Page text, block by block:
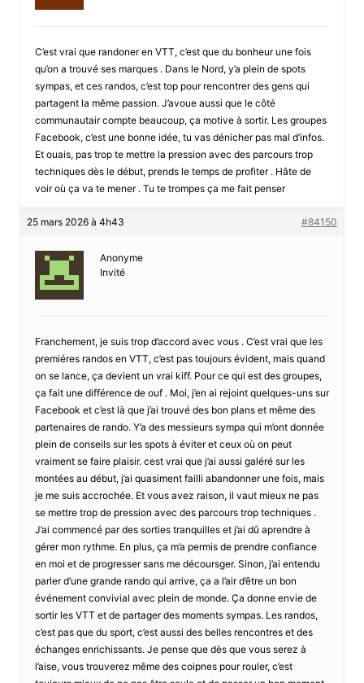
C’est vrai que randoner en VTT, c’est que du bonheur une fois
qu’on a trouvé ses marques . Dans le Nord, y’a plein de spots
sympas, et ces randos, c’est top pour rencontrer des gens qui
partagent la même passion. J’avoue aussi que le côté
communautair compte beaucoup, ça motive à sortir. Les groupes
Facebook, c’est une bonne idée, tu vas dénicher pas mal d’infos.
Et ouais, pas trop te mettre la pression avec des parcours trop
techniques dès le début, prends le temps de profiter . Hâte de
voir où ça va te mener . Tu te trompes ça me fait penser
25 mars 2026 à 4h43 #84150
Anonyme
Invité
Franchement, je suis trop d’accord avec vous . C’est vrai que les
premiéres randos en VTT, c’est pas toujours évident, mais quand
on se lance, ça devient un vrai kiff. Pour ce qui est des groupes,
ça fait une différence de ouf . Moi, j’en ai rejoint quelques-uns sur
Facebook et c’est là que j’ai trouvé des bon plans et même des
partenaires de rando. Y’a des messieurs sympa qui m’ont donnée
plein de conseils sur les spots à éviter et ceux où on peut
vraiment se faire plaisir. cest vrai que j’ai aussi galéré sur les
montées au début, j’ai quasiment failli abandonner une fois, mais
je me suis accrochée. Et vous avez raison, il vaut mieux ne pas
se mettre trop de pression avec des parcours trop techniques .
J’ai commencé par des sorties tranquilles et j’ai dû aprendre à
gérer mon rythme. En plus, ça m’a permis de prendre confiance
en moi et de progresser sans me décoursger. Sinon, j’ai entendu
parler d’une grande rando qui arrive, ça a l’air d’être un bon
événement convivial avec plein de monde. Ça donne envie de
sortir les VTT et de partager des moments sympas. Les randos,
c’est pas que du sport, c’est aussi des belles rencontres et des
échanges enrichissants. Je pense que dès que vous serez à
l’aise, vous trouverez même des coipnes pour rouler, c’est